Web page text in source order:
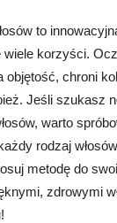
to
wiele korzyści.
objętość, chroni
Jeśli szukasz
warto
rodzaj
metodę do
zdrowymi